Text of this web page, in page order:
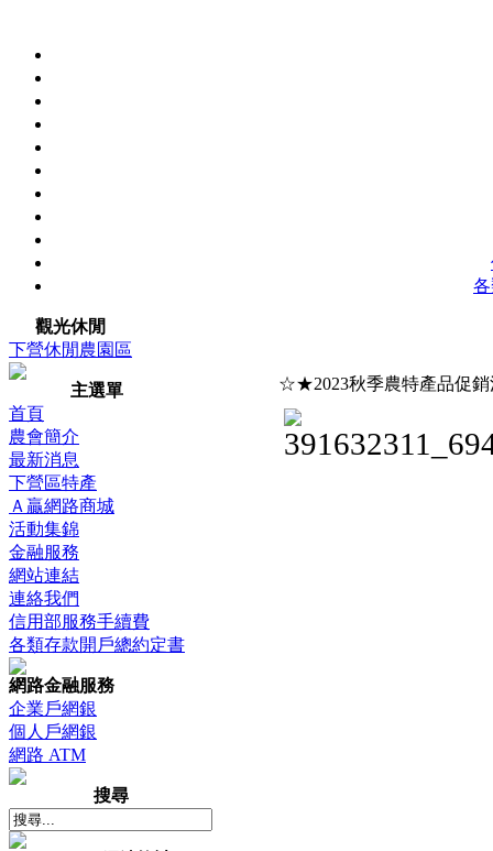
觀光休閒
下營休閒農園區
主選單
首頁
農會簡介
最新消息
下營區特產
Ａ贏網路商城
活動集錦
金融服務
網站連結
連絡我們
信用部服務手續費
各類存款開戶總約定書
網路金融服務
企業戶網銀
個人戶網銀
網路 ATM
搜尋
☆★2023秋季農特產品促